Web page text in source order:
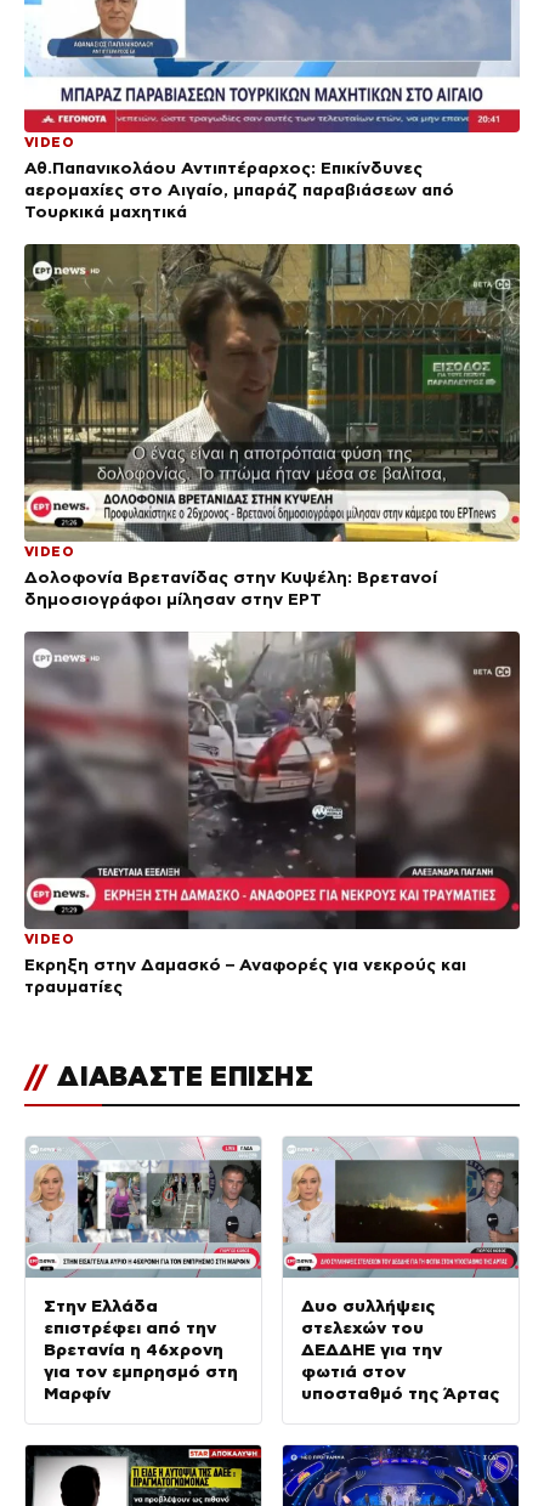
VIDEO
Αθ.Παπανικολάου Αντιπτέραρχος: Επικίνδυνες
αερομαχίες στο Αιγαίο, μπαράζ παραβιάσεων από
Τουρκικά μαχητικά
VIDEO
Δολοφονία Βρετανίδας στην Κυψέλη: Bρετανοί
δημοσιογράφοι μίλησαν στην ΕΡΤ
VIDEO
Έκρηξη στην Δαμασκό – Αναφορές για νεκρούς και
τραυματίες
// ΔΙΑΒΑΣΤΕ ΕΠΙΣΗΣ
Στην Ελλάδα
επιστρέφει από την
Βρετανία η 46χρονη
για τον εμπρησμό στη
Μαρφίν
Δυο συλλήψεις
στελεχών του
ΔΕΔΔΗΕ για την
φωτιά στον
υποσταθμό της Άρτας